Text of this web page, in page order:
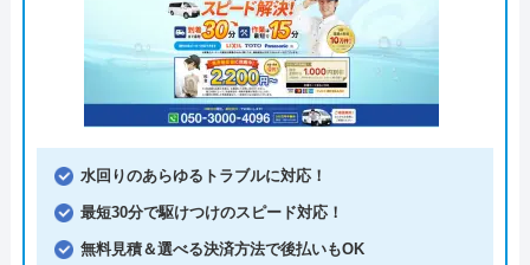
水回りのあらゆるトラブルに対応！
最短30分で駆けつけのスピード対応！
無料見積＆選べる決済方法で後払いもOK